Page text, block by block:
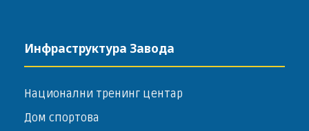
Инфраструктура Завода
Национални тренинг центар
Дом спортова